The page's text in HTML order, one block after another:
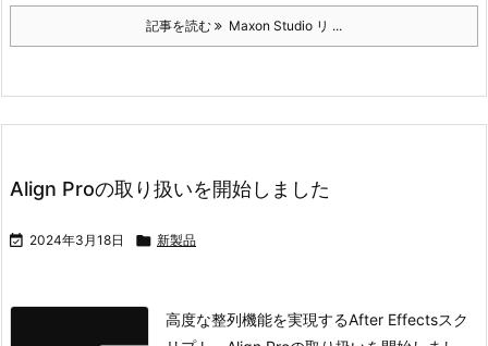
記事を読む Maxon Studio リ ...
Align Proの取り扱いを開始しました
 2024年3月18日  新製品
高度な整列機能を実現するAfter Effectsスク